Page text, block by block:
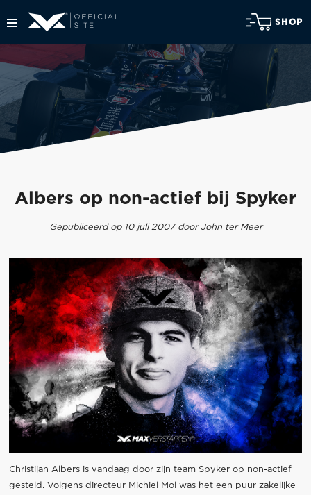
SHOP
Albers op non-actief bij Spyker
Gepubliceerd op 10 juli 2007 door John ter Meer
Christijan Albers is vandaag door zijn team Spyker op non-actief
gesteld. Volgens directeur Michiel Mol was het een puur zakelijke